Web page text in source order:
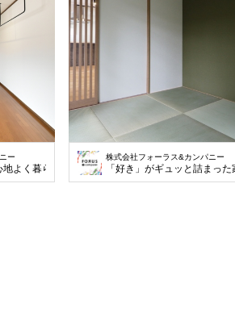
ー
よく暮らす
株式会社フォーラス&カンパニー
「好き」がギュッと詰まった